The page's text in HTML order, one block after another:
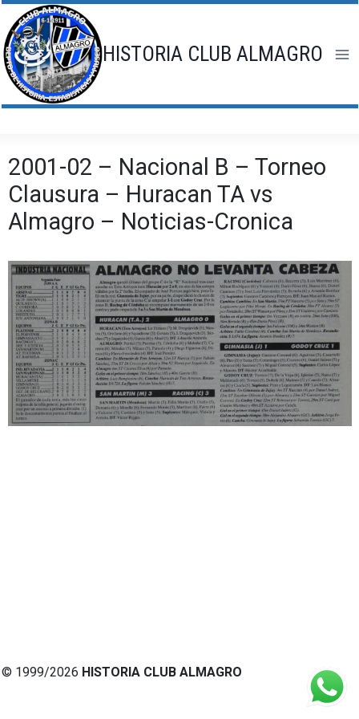
Saltar
al
contenido
HISTORIA CLUB ALMAGRO
2001-02 – Nacional B – Torneo
Clausura – Huracan TA vs
Almagro – Noticias-Cronica
© 1999/2026 HISTORIA CLUB ALMAGRO